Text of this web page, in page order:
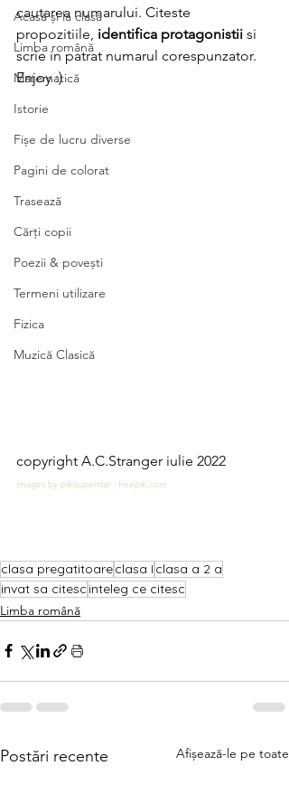
Acasă și la clasă
Limba română
Matematică
Istorie
Fișe de lucru diverse
Pagini de colorat
Trasează
Cărți copii
Poezii & povești
Termeni utilizare
Fizica
Muzică Clasică
cautarea numarului. Citeste
propozitiile, identifica protagonistii si
scrie in patrat numarul corespunzator.
Enjoy :)
copyright A.C.Stranger iulie 2022
images by pikisuperstar - freepik.com
clasa pregatitoareclasa I clasa a 2 a
invat sa citesc inteleg ce citesc
Limba română
Postări recente Afișează-le pe toate